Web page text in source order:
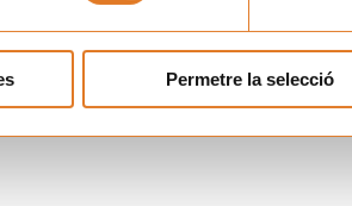
Permetre la selecció
la presencia del honorable
Sr. Carles
de Cataluña.